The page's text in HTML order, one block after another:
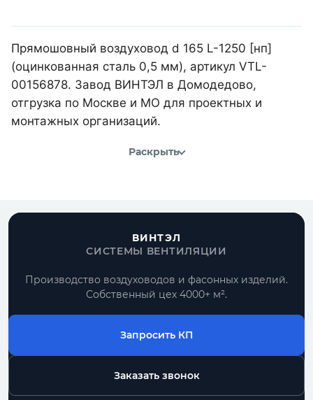
Прямошовный воздуховод d 165 L-1250 [нп]
(оцинкованная сталь 0,5 мм), артикул VTL-
00156878. Завод ВИНТЭЛ в Домодедово,
отгрузка по Москве и МО для проектных и
монтажных организаций.
Раскрыть
ВИНТЭЛ
СИСТЕМЫ ВЕНТИЛЯЦИИ
Производство воздуховодов и фасонных изделий.
Собственный цех 4000+ м².
Запросить КП
Заказать звонок